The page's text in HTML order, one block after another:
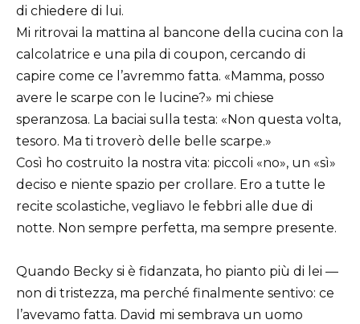
di chiedere di lui.
Mi ritrovai la mattina al bancone della cucina con la
calcolatrice e una pila di coupon, cercando di
capire come ce l’avremmo fatta. «Mamma, posso
avere le scarpe con le lucine?» mi chiese
speranzosa. La baciai sulla testa: «Non questa volta,
tesoro. Ma ti troverò delle belle scarpe.»
Così ho costruito la nostra vita: piccoli «no», un «sì»
deciso e niente spazio per crollare. Ero a tutte le
recite scolastiche, vegliavo le febbri alle due di
notte. Non sempre perfetta, ma sempre presente.
Quando Becky si è fidanzata, ho pianto più di lei —
non di tristezza, ma perché finalmente sentivo: ce
l’avevamo fatta. David mi sembrava un uomo